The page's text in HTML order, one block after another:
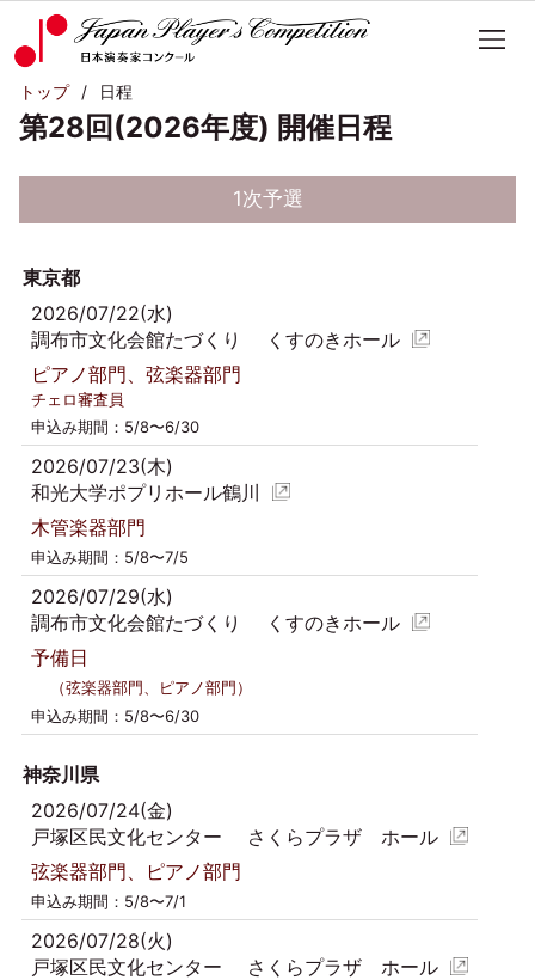
トップ 日程
第28回(2026年度) 開催日程
1次予選
東京都
2026/07/22(水)
調布市文化会館たづくり くすのきホール
ピアノ部門、弦楽器部門
チェロ審査員
申込み期間：5/8〜6/30
2026/07/23(木)
和光大学ポプリホール鶴川
木管楽器部門
申込み期間：5/8〜7/5
2026/07/29(水)
調布市文化会館たづくり くすのきホール
予備日
（弦楽器部門、ピアノ部門）
申込み期間：5/8〜6/30
神奈川県
2026/07/24(金)
戸塚区民文化センター さくらプラザ ホール
弦楽器部門、ピアノ部門
申込み期間：5/8〜7/1
2026/07/28(火)
戸塚区民文化センター さくらプラザ ホール